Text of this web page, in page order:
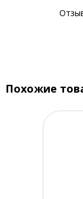
Похожие